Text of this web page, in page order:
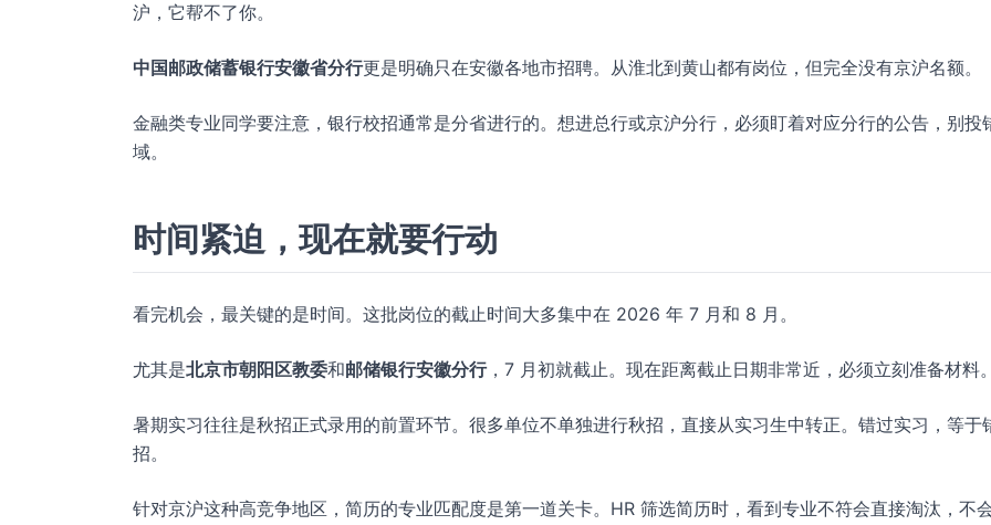
沪，它帮不了你。
中国邮政储蓄银行安徽省分行更是明确只在安徽各地市招聘。从淮北到黄山都有岗位，但完全没有京沪名额。
金融类专业同学要注意，银行校招通常是分省进行的。想进总行或京沪分行，必须盯着对应分行的公告，别投
域。
时间紧迫，现在就要行动
看完机会，最关键的是时间。这批岗位的截止时间大多集中在 2026 年 7 月和 8 月。
尤其是北京市朝阳区教委和邮储银行安徽分行，7 月初就截止。现在距离截止日期非常近，必须立刻准备材料。
暑期实习往往是秋招正式录用的前置环节。很多单位不单独进行秋招，直接从实习生中转正。错过实习，等于
招。
针对京沪这种高竞争地区，简历的专业匹配度是第一道关卡。HR 筛选简历时，看到专业不符会直接淘汰，不